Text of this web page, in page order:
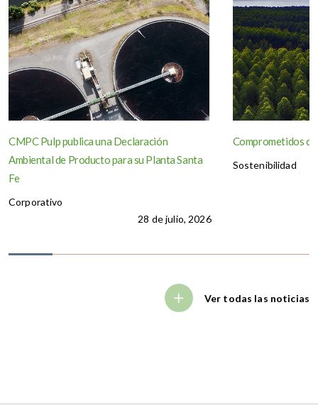
CMPC Pulp publica una Declaración
Ambiental de Producto para su Planta Santa
Fe
Corporativo
28 de julio, 2026
Comprometidos
Sostenibilidad
Ver todas las noticias